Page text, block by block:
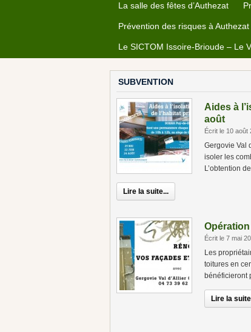
La salle des fêtes d’Authezat
Prévention des risques à Authezat
Le SICTOM Issoire-Brioude – Le
SUBVENTION
Aides à
août
Écrit le 10 août
Gergovie Val
isoler les
L’obtention
Lire la suite...
Écrit le 7 mai
Les
toitures en
bénéficieront
Lire la